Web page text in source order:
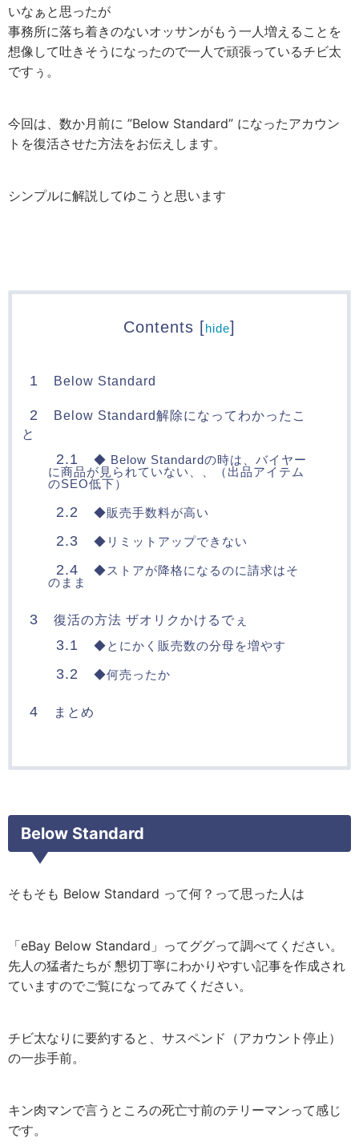
いなぁと思ったが
事務所に落ち着きのないオッサンがもう一人増えることを
想像して吐きそうになったので一人で頑張っているチビ太
ですぅ。
今回は、数か月前に ”Below Standard” になったアカウン
トを復活させた方法をお伝えします。
シンプルに解説してゆこうと思います
Contents [hide]
1 Below Standard
2
Below Standard解除になってわかったこ
と
2.1
◆ Below Standardの時は、バイヤー
に商品が見られていない、、（出品アイテム
のSEO低下）
2.2 ◆販売手数料が高い
2.3 ◆リミットアップできない
2.4
◆ストアが降格になるのに請求はそ
のまま
3 復活の方法 ザオリクかけるでぇ
3.1 ◆とにかく販売数の分母を増やす
3.2 ◆何売ったか
4 まとめ
Below Standard
そもそも Below Standard って何？って思った人は
「eBay Below Standard」ってググって調べてください。
先人の猛者たちが 懇切丁寧にわかりやすい記事を作成され
ていますのでご覧になってみてください。
チビ太なりに要約すると、サスペンド（アカウント停止）
の一歩手前。
キン肉マンで言うところの死亡寸前のテリーマンって感じ
です。